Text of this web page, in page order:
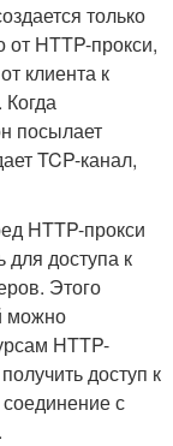
только
от HTTP-прокси,
клиента к
Когда
посылает
TCP-канал,
HTTP-прокси
для доступа к
Этого
можно
HTTP-
доступ к
с